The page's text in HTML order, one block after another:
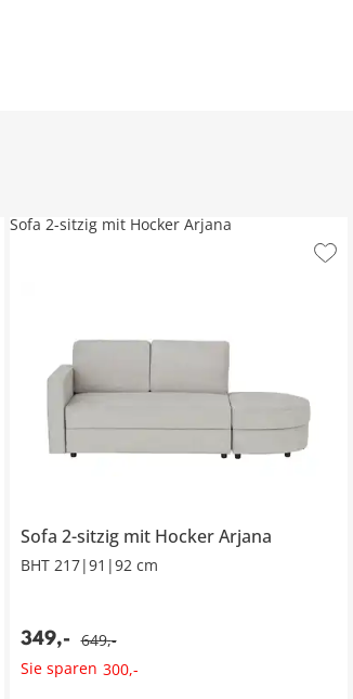
Sofa 2-sitzig mit HockerArjana
BHT 217|91|92 cm
349,- 649,-
Sie sparen 300,-
Sofa 2-sitzig mit Hocker Arjana